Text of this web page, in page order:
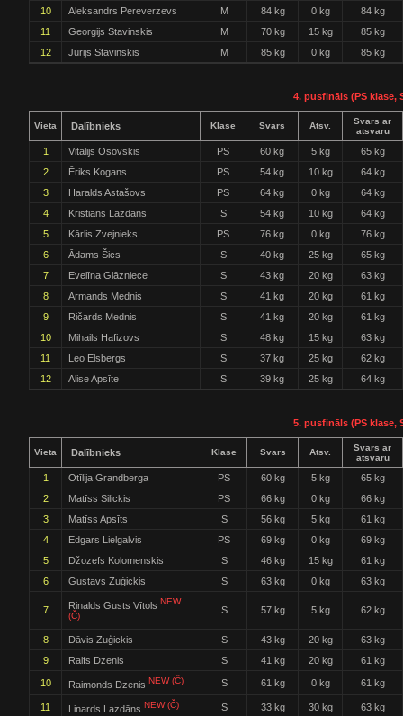
10 Aleksandrs Pereverzevs M 84 kg 0 kg
84 kg
11
Georgijs Stavinskis M 70 kg 15 kg
85 kg
12
Jurijs Stavinskis M 85 kg 0 kg 85 kg
4. pusfināls (PS klase,
Vieta Dalībnieks Klase Svars Atsv.
Svars ar
atsvaru
1 Vitālijs Osovskis PS 60 kg 5 kg
65 kg
2
Ēriks Kogans PS 54 kg 10 kg
64 kg
3
Haralds Astašovs PS 64 kg 0 kg
64 kg
4
Kristiāns Lazdāns S 54 kg 10 kg
64 kg
5
Kārlis Zvejnieks PS 76 kg 0 kg
76 kg
6
Ādams Šics S 40 kg 25 kg
65 kg
7
Evelīna Glāzniece S 43 kg 20 kg
63 kg
8
Armands Mednis S 41 kg 20 kg
61 kg
9
Ričards Mednis S 41 kg 20 kg
61 kg
10
Mihails Hafizovs S 48 kg 15 kg
63 kg
11
Leo Elsbergs S 37 kg 25 kg
62 kg
12
Alise Apsīte S 39 kg 25 kg 64 kg
5. pusfināls (PS klase,
Vieta Dalībnieks Klase Svars Atsv.
Svars ar
atsvaru
1 Otīlija Grandberga PS 60 kg 5 kg
65 kg
2
Matīss Silickis PS 66 kg 0 kg
66 kg
3
Matīss Apsīts S 56 kg 5 kg
61 kg
4
Edgars Lielgalvis PS 69 kg 0 kg
69 kg
5
Džozefs Kolomenskis S 46 kg 15 kg
61 kg
6
Gustavs Zuģickis S 63 kg 0 kg 63 kg
7 Rinalds Gusts Vītols NEW
(Č)
S 57 kg 5 kg 62 kg
8 Dāvis Zuģickis S 43 kg 20 kg
63 kg
9
Ralfs Dzenis S 41 kg 20 kg 61 kg
10 Raimonds Dzenis NEW (Č) S 61 kg 0 kg 61 kg
11 Linards Lazdāns NEW (Č) S 33 kg 30 kg 63 kg